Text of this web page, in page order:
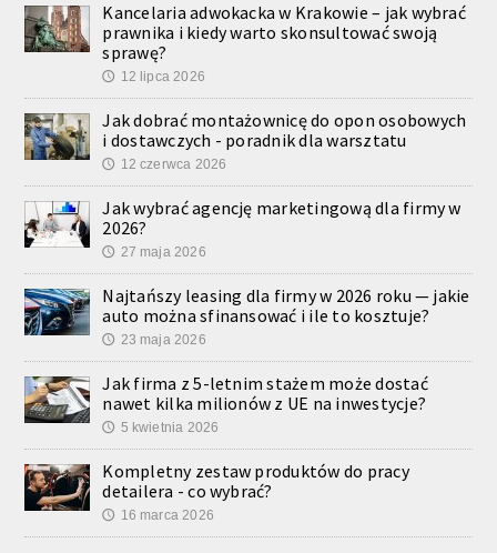
Kancelaria adwokacka w Krakowie – jak wybrać
prawnika i kiedy warto skonsultować swoją
sprawę?
🕔 12 lipca 2026
Jak dobrać montażownicę do opon osobowych
i dostawczych - poradnik dla warsztatu
🕔 12 czerwca 2026
Jak wybrać agencję marketingową dla firmy w
2026?
🕔 27 maja 2026
Najtańszy leasing dla firmy w 2026 roku — jakie
auto można sfinansować i ile to kosztuje?
🕔 23 maja 2026
Jak firma z 5-letnim stażem może dostać
nawet kilka milionów z UE na inwestycje?
🕔 5 kwietnia 2026
Kompletny zestaw produktów do pracy
detailera - co wybrać?
🕔 16 marca 2026